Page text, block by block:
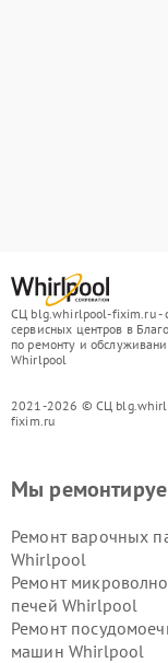
СЦ blg.whirlpool-fixim.ru -
сервисных центров в
по ремонту и
Whirlpool
2021-2026 © СЦ
fixim.ru
Мы
Ремонт варочных
Whirlpool
Ремонт
печей Whirlpool
Ремонт
машин Whirlpool